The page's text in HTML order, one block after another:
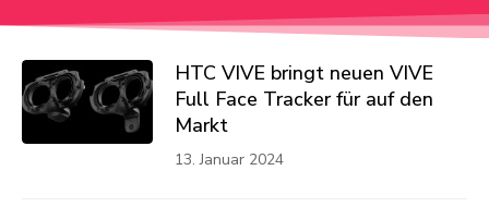
HTC VIVE bringt neuen VIVE
Full Face Tracker für auf den
Markt
13. Januar 2024